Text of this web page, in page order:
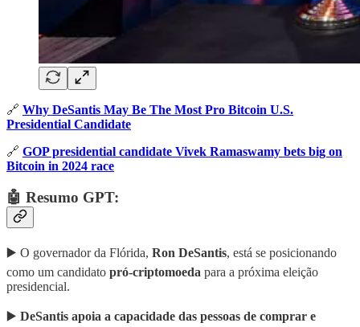
🔗 Why DeSantis May Be The Most Pro Bitcoin U.S.
Presidential Candidate
🔗 GOP presidential candidate Vivek Ramaswamy bets big on
Bitcoin in 2024 race
🤖 Resumo GPT:
▶️ O governador da Flórida, Ron DeSantis, está se posicionando
como um candidato pró-criptomoeda para a próxima eleição
presidencial.
▶️ DeSantis apoia a capacidade das pessoas de comprar e